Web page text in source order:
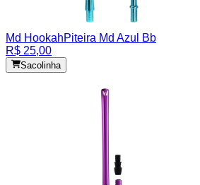
Md HookahPiteira Md Azul Bb
R$ 25,00
Sacolinha